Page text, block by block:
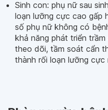
Sinh con: phụ nữ sau
loạn lưỡng cực cao gấp
số phụ nữ không có
khả năng phát triển
theo dõi, tầm soát cẩn
thành rối loạn lưỡng cực